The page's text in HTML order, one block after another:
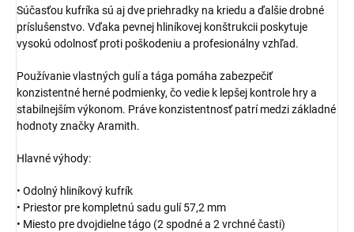
Súčasťou kufríka sú aj dve priehradky na kriedu a ďalšie drobné
príslušenstvo. Vďaka pevnej hliníkovej konštrukcii poskytuje
vysokú odolnosť proti poškodeniu a profesionálny vzhľad.
Používanie vlastných gulí a tága pomáha zabezpečiť
konzistentné herné podmienky, čo vedie k lepšej kontrole hry a
stabilnejším výkonom. Práve konzistentnosť patrí medzi základné
hodnoty značky Aramith.
Hlavné výhody:
• Odolný hliníkový kufrík
• Priestor pre kompletnú sadu gulí 57,2 mm
• Miesto pre dvojdielne tágo (2 spodné a 2 vrchné časti)